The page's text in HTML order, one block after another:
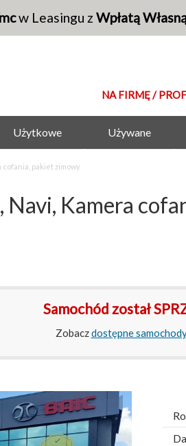
w Leasingu z Wpłatą
NA FIRMĘ /
Użytkowe Używane
cofania, pakiet zimowy
Kamera
Samochód został
Zobaczdostępne